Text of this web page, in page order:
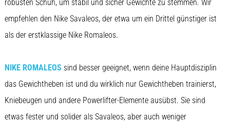
robusten Schuh, um stabil und sicher Gewichte zu stemmen. Wir
empfehlen den Nike Savaleos, der etwa um ein Drittel günstiger ist
als der erstklassige Nike Romaleos.
NIKE ROMALEOS sind besser geeignet, wenn deine Hauptdisziplin
das Gewichtheben ist und du wirklich nur Gewichtheben trainierst,
Kniebeugen und andere Powerlifter-Elemente ausübst. Sie sind
etwas fester und solider als Savaleos, aber auch weniger